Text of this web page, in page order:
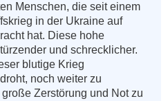
Menschen, die seit einem
in der Ukraine auf
hat. Diese hohe
und schrecklicher.
blutige Krieg
noch weiter zu
Zerstörung und Not zu